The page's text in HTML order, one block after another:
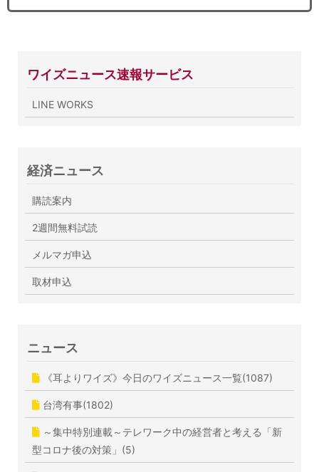
ワイズニュース速報サービス
LINE WORKS
経済ニュース
購読案内
2週間無料試読
メルマガ申込
取材申込
ニュース
《耳よりワイズ》今日のワイズニュース一覧(1087)
台湾有事(1802)
～集中特別連載～テレワーク中の経営者と考える「新
型コロナ後の対策」(5)